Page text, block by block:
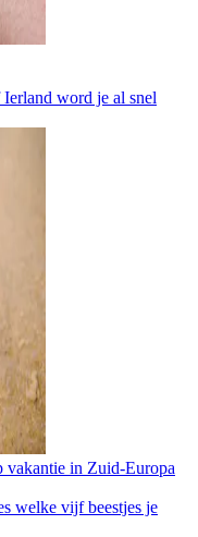
word je al snel
vakantie in Zuid-Europa
welke vijf beestjes je